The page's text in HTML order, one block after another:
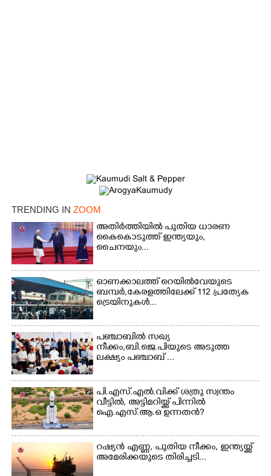
TRENDING IN ZOOM
അതിർത്തിയിൽ പുതിയ ധാരണ
കൈകൊടുത്ത് ഇന്ത്യയും,
ചൈനയും...
ഓണക്കാലത്ത് റെയിൽവേയുടെ
ബമ്പർ,കേരളത്തിലേക്ക് 112 പ്രത്യേക
ട്രെയിനുകൾ...
പഞ്ചാബില്‍ സഖ്യ
നീക്കം,ബി.ജെ.പിയുടെ അടുത്ത
ലക്ഷ്യം പഞ്ചാബ് ...
പി.എസ്.എൽ.വിക്ക് ശത്രു സ്വന്തം
വീട്ടിൽ, അട്ടിമറിയ്ക്ക് പിന്നിൽ
ഐ.എസ്.ആ.ഒ ഉന്നതൻ?
റഷ്യൻ എണ്ണ, പുതിയ നീക്കം, ഇന്ത്യയ്ക്ക്
അമേരിക്കയുടെ തിരിച്ചടി...
Share this link